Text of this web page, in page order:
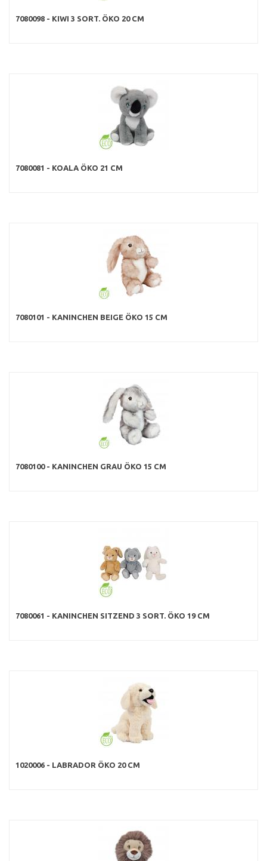
7080098 - KIWI 3 SORT. ÖKO 20 CM
7080081 - KOALA ÖKO 21 CM
7080101 - KANINCHEN BEIGE ÖKO 15 CM
7080100 - KANINCHEN GRAU ÖKO 15 CM
7080061 - KANINCHEN SITZEND 3 SORT. ÖKO 19 CM
1020006 - LABRADOR ÖKO 20 CM